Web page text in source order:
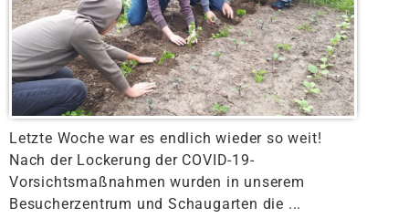
Letzte Woche war es endlich wieder so weit!
Nach der Lockerung der COVID-19-
Vorsichtsmaßnahmen wurden in unserem
Besucherzentrum und Schaugarten die ...